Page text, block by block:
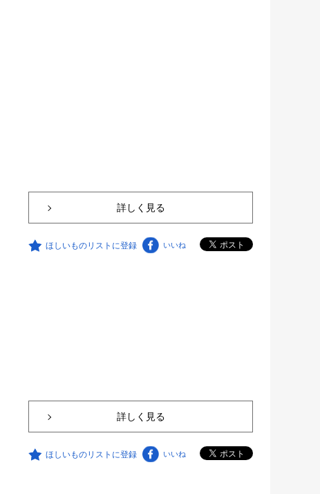
詳しく見る
ほしいものリストに登録 いいね
詳しく見る
ほしいものリストに登録 いいね